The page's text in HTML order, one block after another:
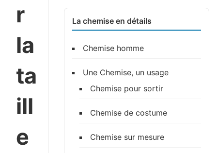
r
la
ta
ill
e
La chemise en détails
Chemise homme
Une Chemise, un usage
Chemise pour sortir
Chemise de costume
Chemise sur mesure